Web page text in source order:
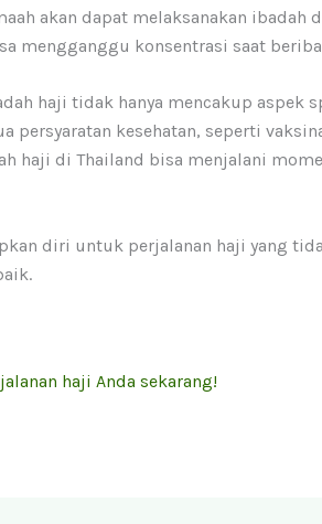
akan dapat melaksanakan ibadah
mengganggu konsentrasi saat
haji tidak hanya mencakup aspek
persyaratan kesehatan, seperti
haji di Thailand bisa menjalani
diri untuk perjalanan haji yang
haji Anda sekarang!